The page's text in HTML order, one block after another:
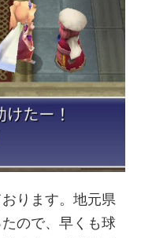
ります。地元県
ので、早くも球